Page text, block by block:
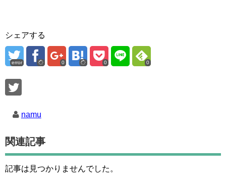
シェアする
error 0 0 0
namu
関連記事
記事は見つかりませんでした。